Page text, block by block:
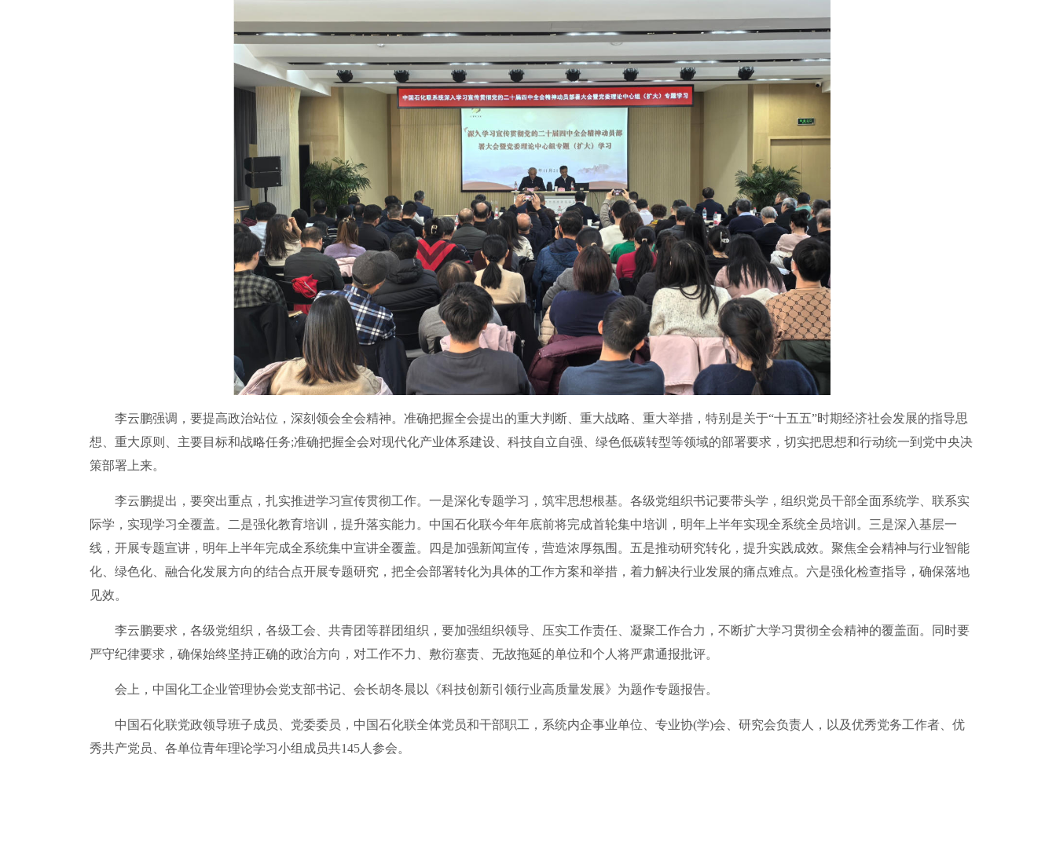
李云鹏强调，要提高政治站位，深刻领会全会精神。准确把握全会提出的重大判断、重大战略、重大举措，特别是关于“十五五”时期经济社会发展的指导思
想、重大原则、主要目标和战略任务;准确把握全会对现代化产业体系建设、科技自立自强、绿色低碳转型等领域的部署要求，切实把思想和行动统一到党中央决
策部署上来。
李云鹏提出，要突出重点，扎实推进学习宣传贯彻工作。一是深化专题学习，筑牢思想根基。各级党组织书记要带头学，组织党员干部全面系统学、联系实
际学，实现学习全覆盖。二是强化教育培训，提升落实能力。中国石化联今年年底前将完成首轮集中培训，明年上半年实现全系统全员培训。三是深入基层一
线，开展专题宣讲，明年上半年完成全系统集中宣讲全覆盖。四是加强新闻宣传，营造浓厚氛围。五是推动研究转化，提升实践成效。聚焦全会精神与行业智能
化、绿色化、融合化发展方向的结合点开展专题研究，把全会部署转化为具体的工作方案和举措，着力解决行业发展的痛点难点。六是强化检查指导，确保落地
见效。
李云鹏要求，各级党组织，各级工会、共青团等群团组织，要加强组织领导、压实工作责任、凝聚工作合力，不断扩大学习贯彻全会精神的覆盖面。同时要
严守纪律要求，确保始终坚持正确的政治方向，对工作不力、敷衍塞责、无故拖延的单位和个人将严肃通报批评。
会上，中国化工企业管理协会党支部书记、会长胡冬晨以《科技创新引领行业高质量发展》为题作专题报告。
中国石化联党政领导班子成员、党委委员，中国石化联全体党员和干部职工，系统内企事业单位、专业协(学)会、研究会负责人，以及优秀党务工作者、优
秀共产党员、各单位青年理论学习小组成员共145人参会。